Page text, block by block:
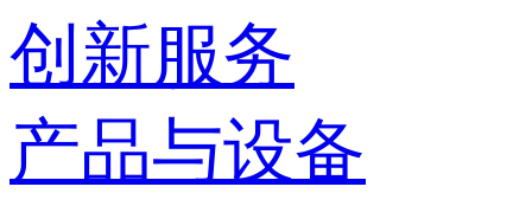
创新服务
产品与设备